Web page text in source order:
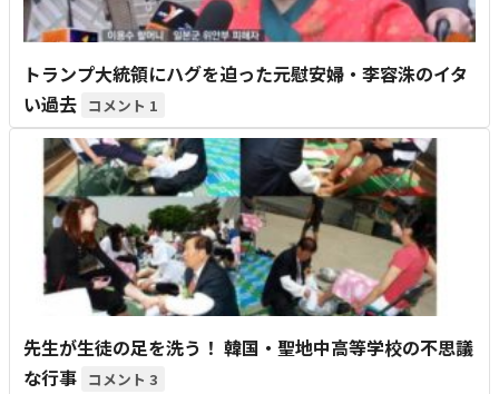
トランプ大統領にハグを迫った元慰安婦・李容洙のイタ
い過去
1
先生が生徒の足を洗う！ 韓国・聖地中高等学校の不思議
な行事
3